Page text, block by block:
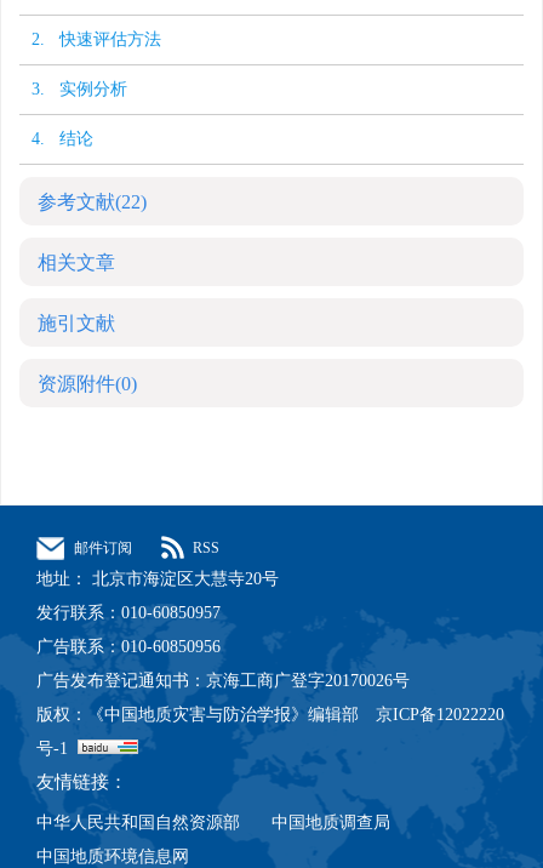
2. 快速评估方法
3. 实例分析
4. 结论
参考文献(22)
相关文章
施引文献
资源附件(0)
邮件订阅 RSS
地址： 北京市海淀区大慧寺20号
发行联系：010-60850957
广告联系：010-60850956
广告发布登记通知书：京海工商广登字20170026号
版权：《中国地质灾害与防治学报》编辑部 京ICP备12022220
号-1
友情链接：
中华人民共和国自然资源部
中国地质调查局
中国地质环境信息网